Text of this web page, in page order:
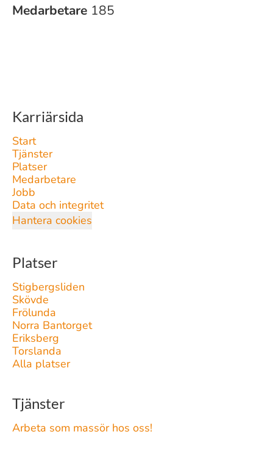
Medarbetare 185
Karriärsida
Start
Tjänster
Platser
Medarbetare
Jobb
Data och integritet
Hantera cookies
Platser
Stigbergsliden
Skövde
Frölunda
Norra Bantorget
Eriksberg
Torslanda
Alla platser
Tjänster
Arbeta som massör hos oss!